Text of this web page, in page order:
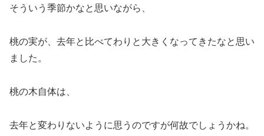
そういう季節かなと思いながら、
桃の実が、去年と比べてわりと大きくなってきたなと思い
ました。
桃の木自体は、
去年と変わりないように思うのですが何故でしょうかね。